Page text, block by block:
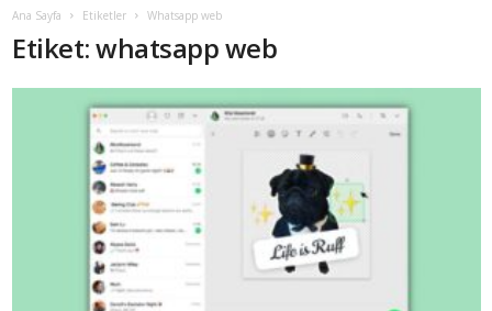
Ana Sayfa Etiketler Whatsapp web
Etiket: whatsapp web